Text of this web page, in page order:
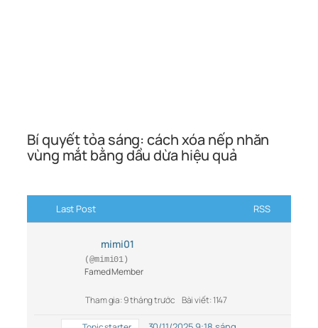
Bí quyết tỏa sáng: cách xóa nếp nhăn
vùng mắt bằng dầu dừa hiệu quả
Last Post RSS
mimi01
(@mimi01)
Famed Member
Tham gia: 9 tháng trước Bài viết: 1147